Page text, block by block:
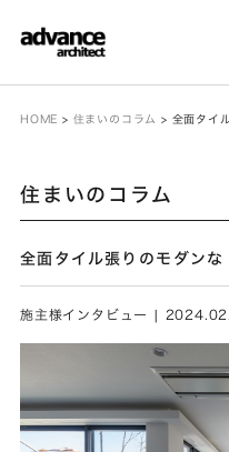
HOME > 住まいのコラム > 全面タイ
住まいのコラム
全面タイル張りのモダン
施主様インタビュー |